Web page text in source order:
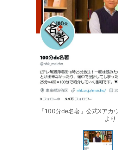
「100分de名著」公式Xアカ
より